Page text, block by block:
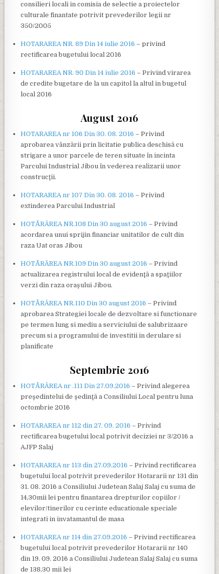
consilieri locali in comisia de selectie a proiectelor
culturale finantate potrivit prevederilor legii nr
350/2005
HOTARAREA NR. 89 Din 14 iulie 2016 – privind
rectificarea bugetului local 2016
HOTARAREA NR. 90 Din 14 iulie 2016 – Privind virarea
de credite bugetare de la un capitol la altul in bugetul
local 2016
August 2016
HOTARAREA nr 106 Din 30. 08. 2016 – Privind
aprobarea vânzării prin licitatie publica deschisă cu
strigare a unor parcele de teren situate în incinta
Parcului Industrial Jibou în vederea realizarii unor
construcţii.
HOTARAREA nr 107 Din 30. 08. 2016 – Privind
extinderea Parcului Industrial
HOTĂRÂREA NR.108 Din 30 august 2016 – Privind
acordarea unui sprijin financiar unitatilor de cult din
raza Uat oras Jibou
HOTĂRÂREA NR.109 Din 30 august 2016 – Privind
actualizarea registrului local de evidenţă a spaţiilor
verzi din raza oraşului Jibou.
HOTĂRÂREA NR.110 Din 30 august 2016 – Privind
aprobarea Strategiei locale de dezvoltare si functionare
pe termen lung si mediu a serviciului de salubrizaare
precum si a programului de investitii in derulare si
planificate
Septembrie 2016
HOTĂRÂREA nr .111 Din 27.09.2016 – Privind alegerea
preşedintelui de şedinţă a Consiliului Local pentru luna
octombrie 2016
HOTARAREA nr 112 din 27. 09. 2016 – Privind
rectificarea bugetului local potrivit deciziei nr 3/2016 a
AJFP Salaj
HOTARAREA nr 113 din 27.09.2016 – Privind rectificarea
bugetului local potrivit prevederilor Hotararii nr 131 din
31. 08. 2016 a Consiliului Judetean Salaj Salaj cu suma de
14,30mii lei pentru finantarea drepturilor copiilor /
elevilor/tinerilor cu cerinte educationale speciale
integrati in invatamantul de masa
HOTARAREA nr 114 din 27.09.2016 – Privind rectificarea
bugetului local potrivit prevederilor Hotararii nr 140
din 19. 09. 2016 a Consiliului Judetean Salaj Salaj cu suma
de 138,30 mii lei